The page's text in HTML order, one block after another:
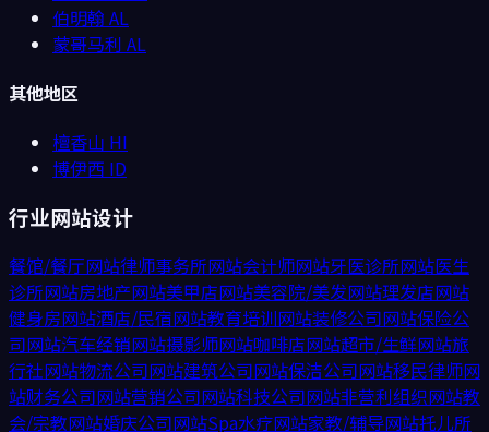
伯明翰 AL
蒙哥马利 AL
其他地区
檀香山 HI
博伊西 ID
行业网站设计
餐馆/餐厅网站律师事务所网站会计师网站牙医诊所网站医生
诊所网站房地产网站美甲店网站美容院/美发网站理发店网站
健身房网站酒店/民宿网站教育培训网站装修公司网站保险公
司网站汽车经销网站摄影师网站咖啡店网站超市/生鲜网站旅
行社网站物流公司网站建筑公司网站保洁公司网站移民律师网
站财务公司网站营销公司网站科技公司网站非营利组织网站教
会/宗教网站婚庆公司网站Spa水疗网站家教/辅导网站托儿所